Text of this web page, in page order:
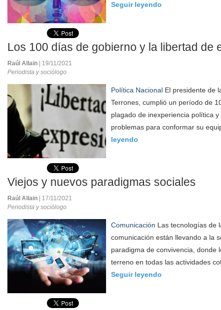
Seguir leyendo
Los 100 días de gobierno y la libertad de
Raúl Allain
| 19/11/2021
Periodista y sociólogo
Política Nacional El presidente de
Terrones, cumplió un período de
plagado de inexperiencia política
problemas para conformar su
leyendo
Viejos y nuevos paradigmas sociales
Raúl Allain
| 17/11/2021
Periodista y sociólogo
Comunicación Las tecnologías de
comunicación están llevando a la
paradigma de convivencia, donde
terreno en todas las actividades
Seguir leyendo